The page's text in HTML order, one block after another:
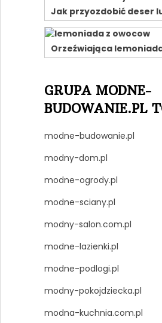
Jak przyozdobić deser
Orzeźwiająca
GRUPA MODNE-
BUDOWANIE.PL
modne-budowanie.pl
modny-dom.pl
modne-ogrody.pl
modne-sciany.pl
modny-salon.com.pl
modne-lazienki.pl
modne-podlogi.pl
modny-pokojdziecka.pl
modna-kuchnia.com.pl